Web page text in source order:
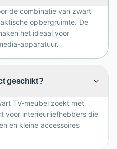
interieur.
de combinatie van zwart
opbergruimte. De
het ideaal voor
apparatuur.
geschikt?
TV-meubel zoekt met
voor interieurliefhebbers die
en kleine accessoires